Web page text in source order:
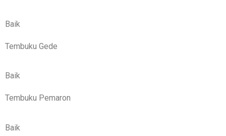
Baik
Tembuku Gede
Baik
Tembuku Pemaron
Baik